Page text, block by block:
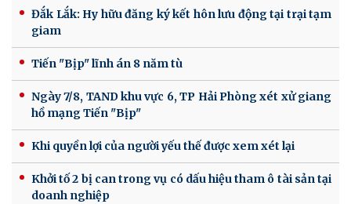
Đắk Lắk: Hy hữu đăng ký kết hôn lưu động tại trại tạm
giam
Tiến "Bịp" lĩnh án 8 năm tù
Ngày 7/8, TAND khu vực 6, TP Hải Phòng xét xử giang
hồ mạng Tiến "Bịp"
Khi quyền lợi của người yếu thế được xem xét lại
Khởi tố 2 bị can trong vụ có dấu hiệu tham ô tài sản tại
doanh nghiệp